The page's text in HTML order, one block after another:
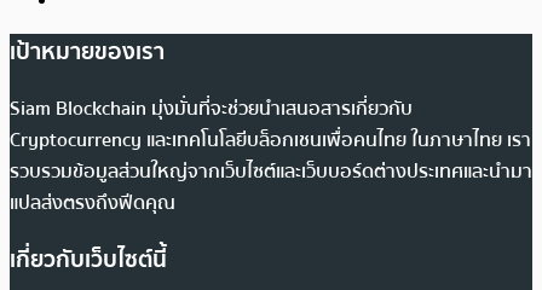
เป้าหมายของเรา
Siam Blockchain มุ่งมั่นที่จะช่วยนำเสนอสารเกี่ยวกับ
Cryptocurrency และเทคโนโลยีบล็อกเชนเพื่อคนไทย ในภาษาไทย เรา
รวบรวมข้อมูลส่วนใหญ่จากเว็บไซต์และเว็บบอร์ดต่างประเทศและนำมา
แปลส่งตรงถึงฟีดคุณ
เกี่ยวกับเว็บไซต์นี้